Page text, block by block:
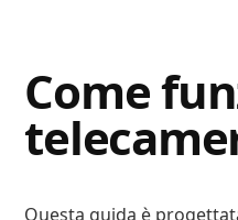
Advisory
Come
Questa guida è